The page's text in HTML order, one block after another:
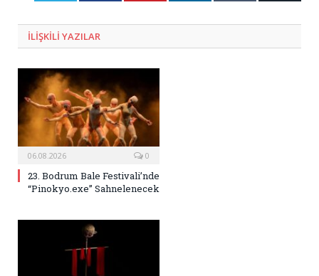
ILIŞKILI YAZILAR
06.08.2026 0
23. Bodrum Bale Festivali’nde
“Pinokyo.exe” Sahnelenecek